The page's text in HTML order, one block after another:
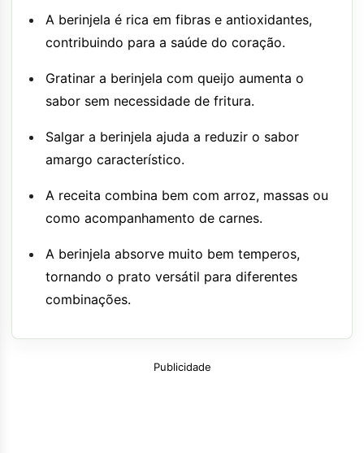
A berinjela é rica em fibras e antioxidantes,
contribuindo para a saúde do coração.
Gratinar a berinjela com queijo aumenta o
sabor sem necessidade de fritura.
Salgar a berinjela ajuda a reduzir o sabor
amargo característico.
A receita combina bem com arroz, massas ou
como acompanhamento de carnes.
A berinjela absorve muito bem temperos,
tornando o prato versátil para diferentes
combinações.
Publicidade